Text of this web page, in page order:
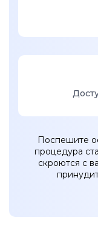
Поспешите
процедура
скроются с